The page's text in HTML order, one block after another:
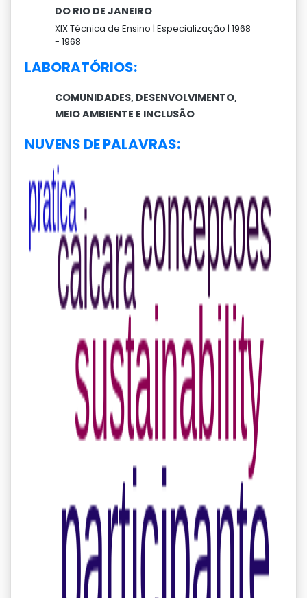
DO RIO DE JANEIRO
XIX Técnica de Ensino | Especialização | 1968
- 1968
LABORATÓRIOS:
COMUNIDADES, DESENVOLVIMENTO,
MEIO AMBIENTE E INCLUSÃO
NUVENS DE PALAVRAS: